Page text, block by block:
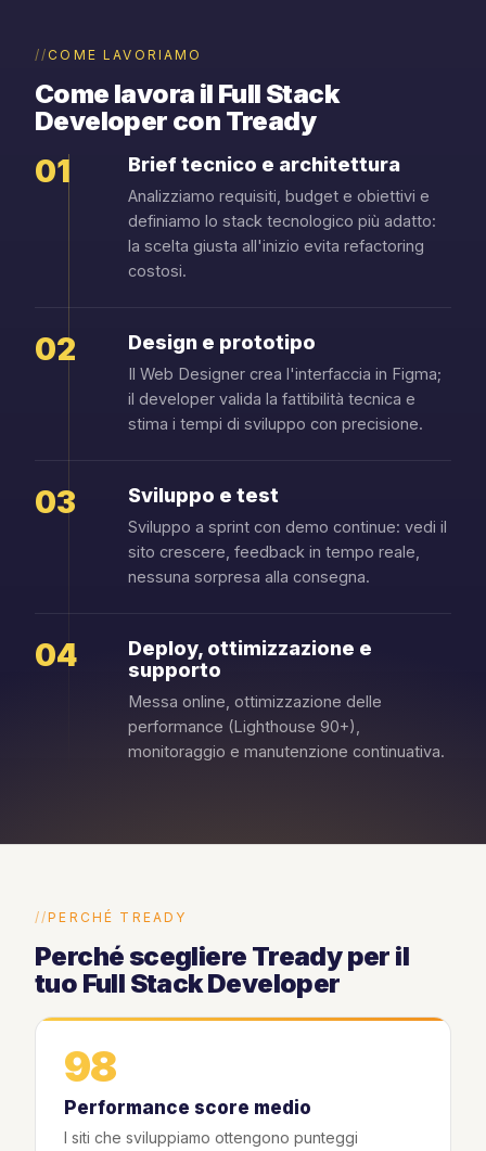
COME LAVORIAMO
Come lavora il Full Stack
Developer con Tready
01 Brief tecnico e architettura
Analizziamo requisiti, budget e obiettivi e
definiamo lo stack tecnologico più adatto:
la scelta giusta all'inizio evita refactoring
costosi.
02 Design e prototipo
Il Web Designer crea l'interfaccia in Figma;
il developer valida la fattibilità tecnica e
stima i tempi di sviluppo con precisione.
03 Sviluppo e test
Sviluppo a sprint con demo continue: vedi il
sito crescere, feedback in tempo reale,
nessuna sorpresa alla consegna.
04
Deploy, ottimizzazione e
supporto
Messa online, ottimizzazione delle
performance (Lighthouse 90+),
monitoraggio e manutenzione continuativa.
PERCHÉ TREADY
Perché scegliere Tready per il
tuo Full Stack Developer
98
Performance score medio
I siti che sviluppiamo ottengono punteggi